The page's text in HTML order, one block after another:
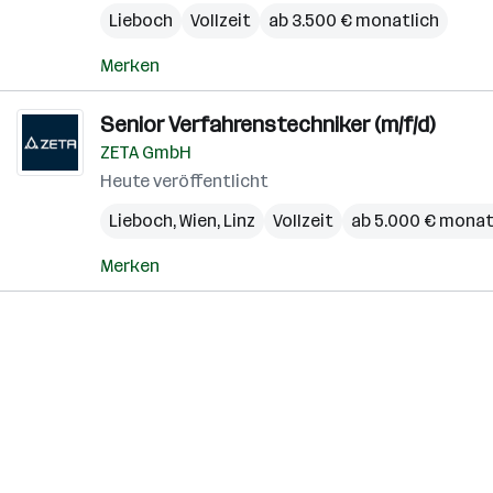
Lieboch Vollzeit ab 3.500 € monatlich
Merken
Senior Verfahrenstechniker (m/f/d)
ZETA GmbH
Heute veröffentlicht
Lieboch,Wien, Linz Vollzeit ab 5.000 €
Merken